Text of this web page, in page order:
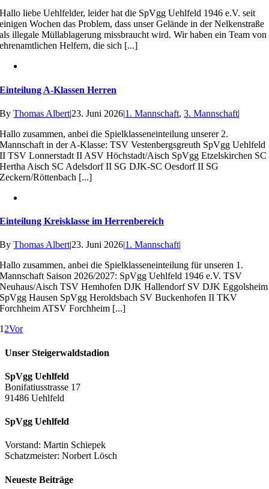
Hallo liebe Uehlfelder, leider hat die SpVgg Uehlfeld 1946 e.V. seit
einigen Wochen das Problem, dass unser Gelände in der Nelkenstraße
als illegale Müllablagerung missbraucht wird. Wir haben ein Team von
ehrenamtlichen Helfern, die sich [...]
Einteilung A-Klassen Herren
ByThomas Albert|23. Juni 2026|1. Mannschaft,3. Mannschaft|
Hallo zusammen, anbei die Spielklasseneinteilung unserer 2.
Mannschaft in der A-Klasse: TSV Vestenbergsgreuth SpVgg Uehlfeld
II TSV Lonnerstadt II ASV Höchstadt/Aisch SpVgg Etzelskirchen SC
Hertha Aisch SC Adelsdorf II SG DJK-SC Oesdorf II SG
Zeckern/Röttenbach [...]
Einteilung Kreisklasse im Herrenbereich
ByThomas Albert|23. Juni 2026|1. Mannschaft|
Hallo zusammen, anbei die Spielklasseneinteilung für unseren 1.
Mannschaft Saison 2026/2027: SpVgg Uehlfeld 1946 e.V. TSV
Neuhaus/Aisch TSV Hemhofen DJK Hallendorf SV DJK Eggolsheim
SpVgg Hausen SpVgg Heroldsbach SV Buckenhofen II TKV
Forchheim ATSV Forchheim [...]
12Vor
Unser Steigerwaldstadion
SpVgg Uehlfeld
Bonifatiusstrasse 17
91486 Uehlfeld
SpVgg Uehlfeld
Vorstand: Martin Schiepek
Schatzmeister: Norbert Lösch
Neueste Beiträge